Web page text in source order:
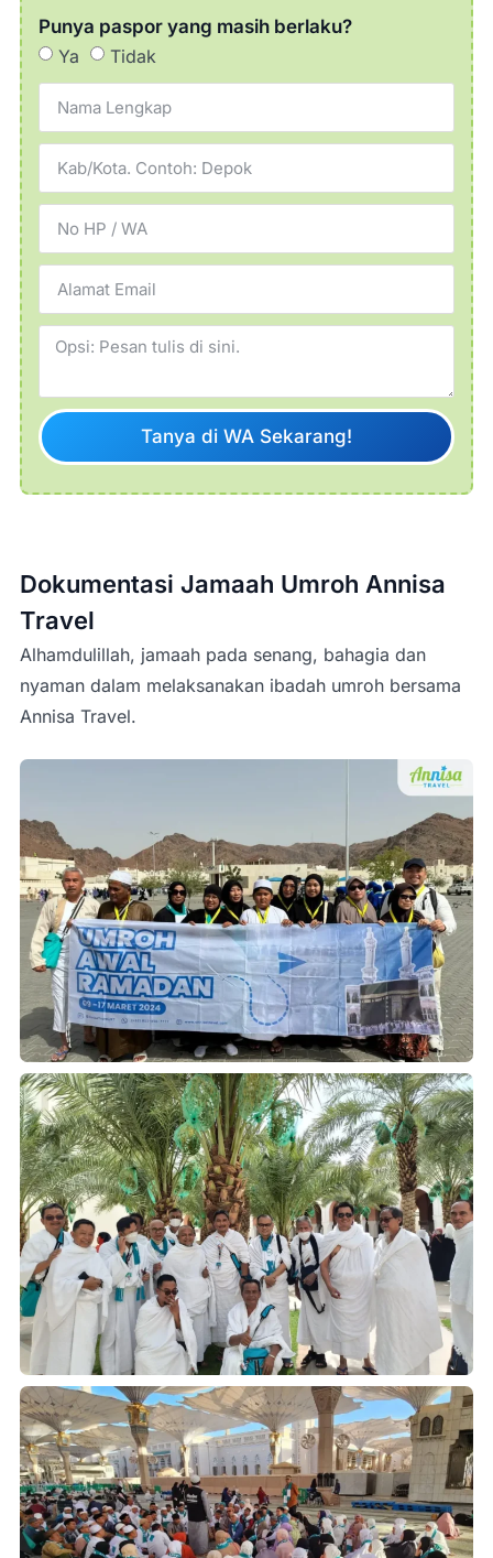
Punya paspor yang masih berlaku?
Ya
Tidak
Tanya di WA Sekarang!
Dokumentasi Jamaah Umroh Annisa
Travel
Alhamdulillah, jamaah pada senang, bahagia dan
nyaman dalam melaksanakan ibadah umroh bersama
Annisa Travel.